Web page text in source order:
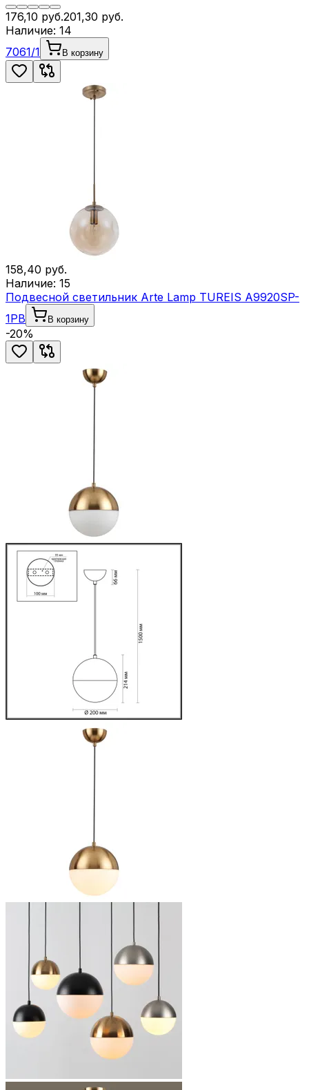
176,10 руб.201,30 руб.
Наличие: 14
7061/1
В корзину
158,40 руб.
Наличие: 15
Подвесной светильник Arte Lamp TUREIS A9920SP-
1PB
В корзину
-20%